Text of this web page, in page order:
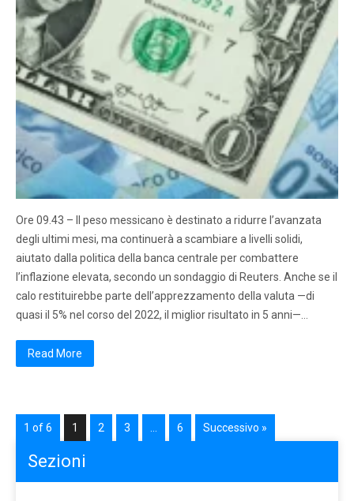
Ore 09.43 – Il peso messicano è destinato a ridurre l’avanzata
degli ultimi mesi, ma continuerà a scambiare a livelli solidi,
aiutato dalla politica della banca centrale per combattere
l’inflazione elevata, secondo un sondaggio di Reuters. Anche se il
calo restituirebbe parte dell’apprezzamento della valuta —di
quasi il 5% nel corso del 2022, il miglior risultato in 5 anni—…
Read More
1 of 6 1 2 3 6 Successivo »
Sezioni